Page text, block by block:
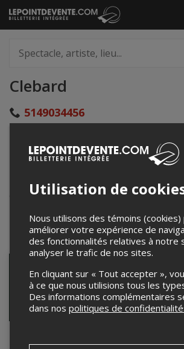
Passer
au
artiste,
lieu...
Clebard
5149034456
clebard.ca/
Montréal, QC
Canada
Événements à venir
Utilisation de
Nous utilisons des témoins (cookies)
améliorer votre expérience de
des fonctionnalités relatives à notre
analyser le trafic de nos sites.
En cliquant sur « Tout accepter »,
à ce que nous utilisions tous les
Des informations complémentaires
dans nos politiques de